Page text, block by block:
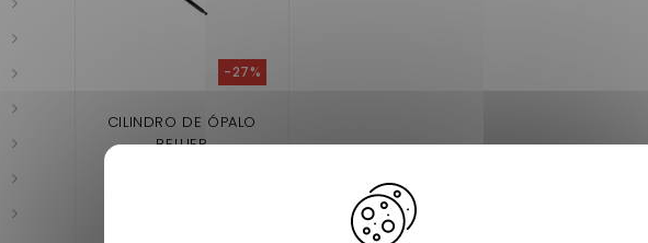
CILINDRO DE ÓPALO
BELLIER
-27%